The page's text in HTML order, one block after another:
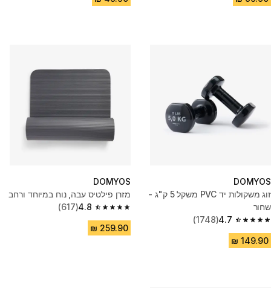
DOMYOS
זוג משקולות יד PVC משקל 5 ק"ג -
שחור
4.7
4.7 out of 5 stars from 1748 reviews
(1748)
DOMYOS
מזרן פילטיס עבה, נוח במיוחד ורחב
4.8
4.8 out of 5 stars from 617 reviews
(617)